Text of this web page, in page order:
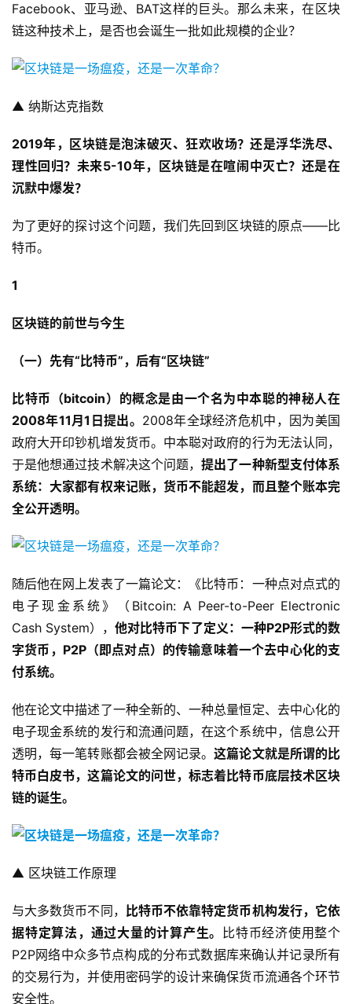
Facebook、亚马逊、BAT这样的巨头。那么未来，在区块
链这种技术上，是否也会诞生一批如此规模的企业？
▲ 纳斯达克指数
2019年，区块链是泡沫破灭、狂欢收场？还是浮华洗尽、
理性回归？未来5-10年，区块链是在喧闹中灭亡？还是在
沉默中爆发？
为了更好的探讨这个问题，我们先回到区块链的原点——比
特币。
1
区块链的前世与今生
（一）先有“比特币”，后有“区块链”
比特币（bitcoin）的概念是由一个名为中本聪的神秘人在
2008年11月1日提出。 2008年全球经济危机中，因为美国
政府大开印钞机增发货币。中本聪对政府的行为无法认同，
于是他想通过技术解决这个问题，提出了一种新型支付体系
系统：大家都有权来记账，货币不能超发，而且整个账本完
全公开透明。
随后他在网上发表了一篇论文：《比特币：一种点对点式的
电子现金系统》（Bitcoin: A Peer-to-Peer Electronic
Cash System），他对比特币下了定义：一种P2P形式的数
字货币，P2P（即点对点）的传输意味着一个去中心化的支
付系统。
他在论文中描述了一种全新的、一种总量恒定、去中心化的
电子现金系统的发行和流通问题，在这个系统中，信息公开
透明，每一笔转账都会被全网记录。这篇论文就是所谓的比
特币白皮书，这篇论文的问世，标志着比特币底层技术区块
链的诞生。
▲ 区块链工作原理
与大多数货币不同， 比特币不依靠特定货币机构发行，它依
据特定算法，通过大量的计算产生。
比特币经济使用整个
P2P网络中众多节点构成的分布式数据库来确认并记录所有
的交易行为，并使用密码学的设计来确保货币流通各个环节
安全性。